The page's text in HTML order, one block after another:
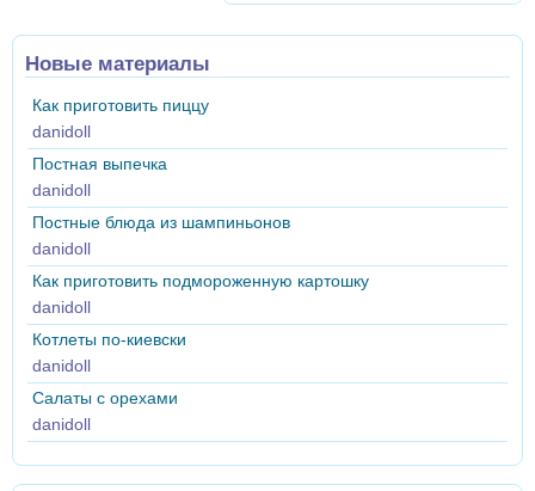
Новые материалы
Как приготовить пиццу
danidoll
Постная выпечка
danidoll
Постные блюда из шампиньонов
danidoll
Как приготовить подмороженную картошку
danidoll
Котлеты по-киевски
danidoll
Салаты с орехами
danidoll